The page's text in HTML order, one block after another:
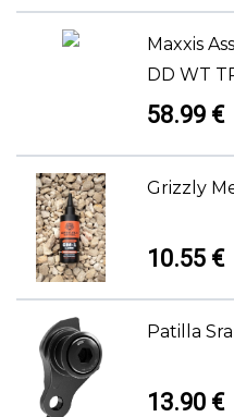
Maxxis
DD WT
58.99 €
Grizzly
10.55 €
Patilla
13.90 €